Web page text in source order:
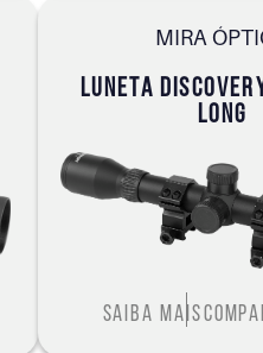
MIRA
LUNETA
LONG
Saiba mais